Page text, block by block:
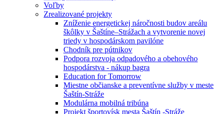
Voľby
Zrealizované projekty
Zníženie energetickej náročnosti budov areálu
škôlky v Šaštíne–Strážach a vytvorenie novej
triedy v hospodárskom pavilóne
Chodník pre pútnikov
Podpora rozvoja odpadového a obehového
hospodárstva - nákup bagra
Education for Tomorrow
Miestne občianske a preventívne služby v meste
Šaštín-Stráže
Modulárna mobilná tribúna
Projekt športovísk mesta Šaštín -Stráže